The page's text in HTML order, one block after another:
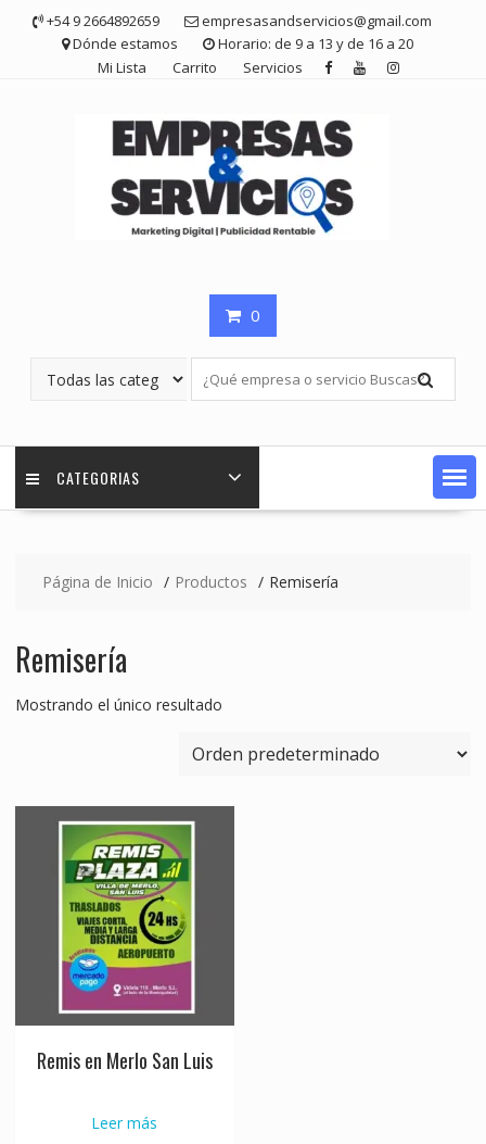
contenido
+54 9 2664892659
empresasandservicios@gmail.com
Dónde estamos
Horario: de 9 a 13 y de 16 a 20
Mi Lista
Carrito Servicios
0
CATEGORIAS
Página de Inicio Productos Remisería
Remisería
Mostrando el único resultado
Remis en Merlo San Luis
Leer más